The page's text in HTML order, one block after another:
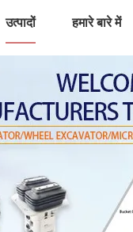
उत्पादों हमारे बारे में